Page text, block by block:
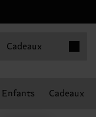
Cadeaux
Enfants Cadeaux